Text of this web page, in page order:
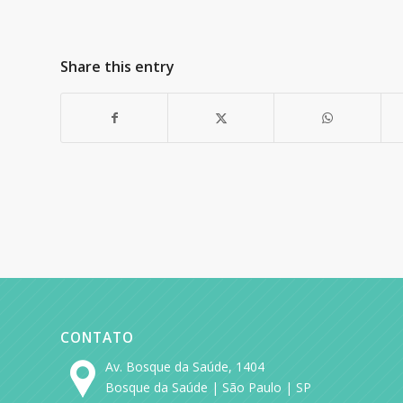
Share this entry
CONTATO
Av. Bosque da Saúde, 1404
Bosque da Saúde | São Paulo | SP